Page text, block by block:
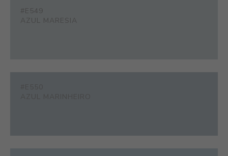
#E549
AZUL MARESIA